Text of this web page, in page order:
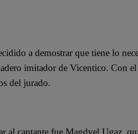
a demostrar que tiene lo
imitador de Vicentico. Con
del jurado.
al cantante fue Magdyel Ugaz,